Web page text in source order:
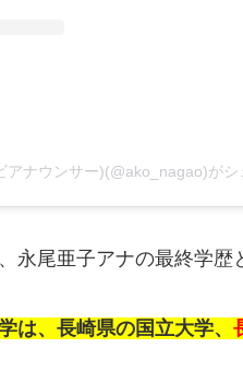
アナウンサー)(@ako_nagao)がシ
永尾亜子アナの最終学歴
は、長崎県の国立大学、